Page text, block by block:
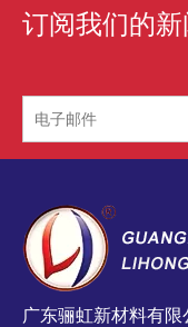
订阅我们的
广东骊虹新材料有